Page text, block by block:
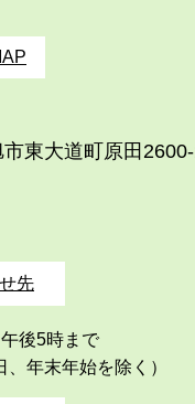
東大道町原田
先
後5時まで
、年末年始を除く）